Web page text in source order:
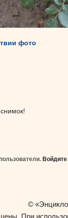
фото
Войдите
©